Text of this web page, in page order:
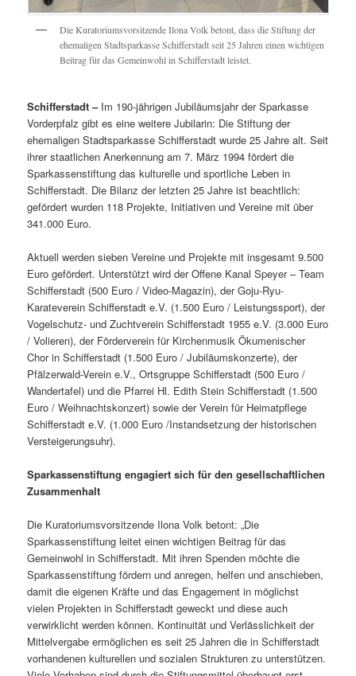
Die Kuratoriumsvorsitzende Ilona Volk betont, dass die Stiftung der
ehemaligen Stadtsparkasse Schifferstadt seit 25 Jahren einen wichtigen
Beitrag für das Gemeinwohl in Schifferstadt leistet.
Schifferstadt – Im 190-jährigen Jubiläumsjahr der Sparkasse
Vorderpfalz gibt es eine weitere Jubilarin: Die Stiftung der
ehemaligen Stadtsparkasse Schifferstadt wurde 25 Jahre alt. Seit
ihrer staatlichen Anerkennung am 7. März 1994 fördert die
Sparkassenstiftung das kulturelle und sportliche Leben in
Schifferstadt. Die Bilanz der letzten 25 Jahre ist beachtlich:
gefördert wurden 118 Projekte, Initiativen und Vereine mit über
341.000 Euro.
Aktuell werden sieben Vereine und Projekte mit insgesamt 9.500
Euro gefördert. Unterstützt wird der Offene Kanal Speyer – Team
Schifferstadt (500 Euro / Video-Magazin), der Goju-Ryu-
Karateverein Schifferstadt e.V. (1.500 Euro / Leistungssport), der
Vogelschutz- und Zuchtverein Schifferstadt 1955 e.V. (3.000 Euro
/ Volieren), der Förderverein für Kirchenmusik Ökumenischer
Chor in Schifferstadt (1.500 Euro / Jubiläumskonzerte), der
Pfälzerwald-Verein e.V., Ortsgruppe Schifferstadt (500 Euro /
Wandertafel) und die Pfarrei Hl. Edith Stein Schifferstadt (1.500
Euro / Weihnachtskonzert) sowie der Verein für Heimatpflege
Schifferstadt e.V. (1.000 Euro /Instandsetzung der historischen
Versteigerungsuhr).
Sparkassenstiftung engagiert sich für den gesellschaftlichen
Zusammenhalt
Die Kuratoriumsvorsitzende Ilona Volk betont: „Die
Sparkassenstiftung leitet einen wichtigen Beitrag für das
Gemeinwohl in Schifferstadt. Mit ihren Spenden möchte die
Sparkassenstiftung fördern und anregen, helfen und anschieben,
damit die eigenen Kräfte und das Engagement in möglichst
vielen Projekten in Schifferstadt geweckt und diese auch
verwirklicht werden können. Kontinuität und Verlässlichkeit der
Mittelvergabe ermöglichen es seit 25 Jahren die in Schifferstadt
vorhandenen kulturellen und sozialen Strukturen zu unterstützen.